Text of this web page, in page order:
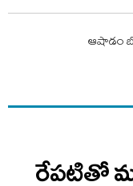
ఆషాడం
రేపటితో